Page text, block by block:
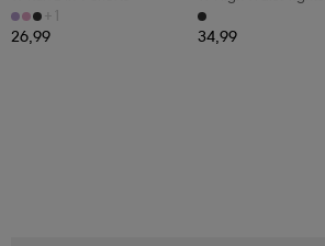
+1
26,99
34,99